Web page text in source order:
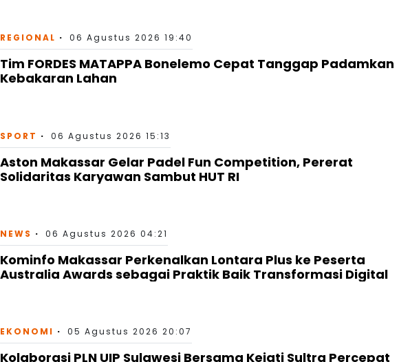
Kebakaran Lahan
Solidaritas Karyawan Sambut HUT RI
Australia Awards sebagai Praktik Baik Transformasi Digital
Pembangunan Infrastruktur Ketenagalistrikan